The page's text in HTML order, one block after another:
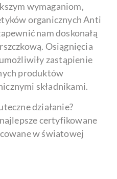
wymaganiom,
organicznych Anti
nam doskonałą
Osiągnięcia
zastąpienie
produktów
składnikami.
działanie?
certyfikowane
w światowej